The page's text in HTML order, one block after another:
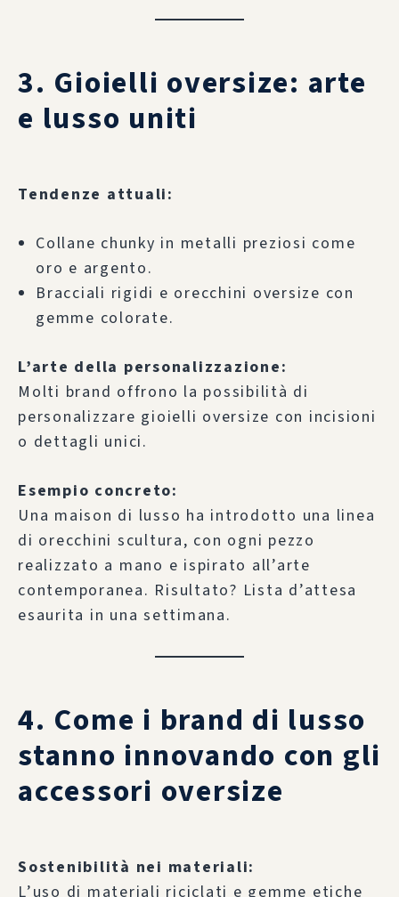
3. Gioielli oversize: arte
e lusso uniti
Tendenze attuali:
Collane chunky in metalli preziosi come
oro e argento.
Bracciali rigidi e orecchini oversize con
gemme colorate.
L’arte della personalizzazione:
Molti brand offrono la possibilità di
personalizzare gioielli oversize con incisioni
o dettagli unici.
Esempio concreto:
Una maison di lusso ha introdotto una linea
di orecchini scultura, con ogni pezzo
realizzato a mano e ispirato all’arte
contemporanea. Risultato? Lista d’attesa
esaurita in una settimana.
4. Come i brand di lusso
stanno innovando con gli
accessori oversize
Sostenibilità nei materiali:
L’uso di materiali riciclati e gemme etiche